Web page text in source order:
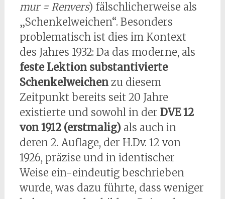
mur = Renvers) fälschlicherweise als
„Schenkelweichen“. Besonders
problematisch ist dies im Kontext
des Jahres 1932: Da das moderne, als
feste Lektion substantivierte
Schenkelweichenzu diesem
Zeitpunkt bereits seit 20 Jahre
existierte und sowohl in der DVE 12
von 1912 (erstmalig) als auch in
deren 2. Auflage, der H.Dv. 12 von
1926, präzise und in identischer
Weise ein-eindeutig beschrieben
wurde, was dazu führte, dass weniger